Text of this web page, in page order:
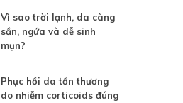
Vì sao trời lạnh, da càng
sần, ngứa và dễ sinh
mụn?
Phục hồi da tổn thương
do nhiễm corticoids đúng